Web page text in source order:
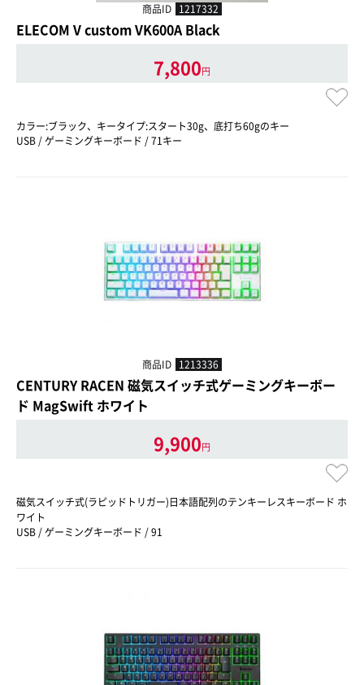
商品ID 1217332
ELECOM V custom VK600A Black
7,800円
カラー:ブラック、キータイプ:スタート30g、底打ち60gのキー
USB / ゲーミングキーボード / 71キー
商品ID 1213336
CENTURY RACEN 磁気スイッチ式ゲーミングキーボー
ド MagSwift ホワイト
9,900円
磁気スイッチ式(ラピッドトリガー)日本語配列のテンキーレスキーボード ホ
ワイト
USB / ゲーミングキーボード / 91